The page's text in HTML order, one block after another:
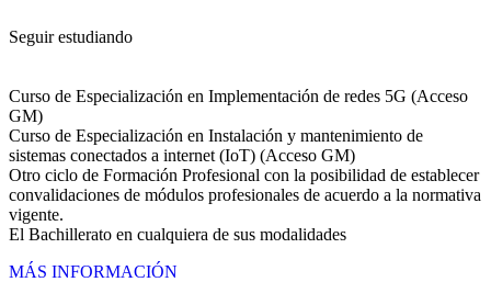
Seguir estudiando
Curso de Especialización en Implementación de redes 5G (Acceso
GM)
Curso de Especialización en Instalación y mantenimiento de
sistemas conectados a internet (IoT) (Acceso GM)
Otro ciclo de Formación Profesional con la posibilidad de establecer
convalidaciones de módulos profesionales de acuerdo a la normativa
vigente.
El Bachillerato en cualquiera de sus modalidades
MÁS INFORMACIÓN